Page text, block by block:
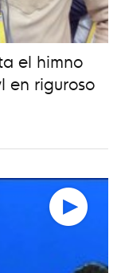
el himno
en riguroso